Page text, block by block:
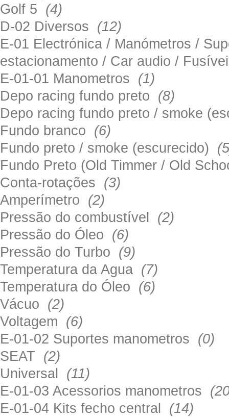
Golf 5 (4)
D-02 Diversos (12)
E-01 Electrónica / Manómetros /
estacionamento / Car audio /
E-01-01 Manometros (1)
Depo racing fundo preto (8)
Depo racing fundo preto / smoke
Fundo branco (6)
Fundo preto / smoke (escurecido)
Fundo Preto (Old Timmer / Old
Conta-rotações (3)
Amperímetro (2)
Pressão do combustível (2)
Pressão do Óleo (6)
Pressão do Turbo (9)
Temperatura da Agua (7)
Temperatura do Óleo (6)
Vácuo (2)
Voltagem (6)
E-01-02 Suportes manometros (0)
SEAT (2)
Universal (11)
E-01-03 Acessorios manometros
E-01-04 Kits fecho central (14)